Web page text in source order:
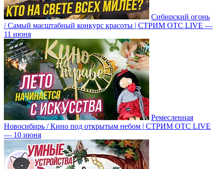
Сибирский огонь
/ Самый масштабный конкурс красоты | СТРИМ ОТС LIVE —
11 июня
Ремесленная
Новосибирь / Кино под открытым небом | СТРИМ ОТС LIVE
— 10 июня